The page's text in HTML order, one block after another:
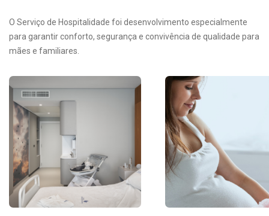
O Serviço de Hospitalidade foi desenvolvimento especialmente
para garantir conforto, segurança e convivência de qualidade para
mães e familiares.